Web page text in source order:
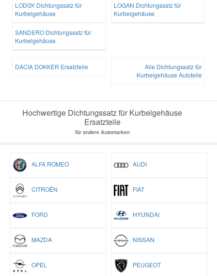
LODGY Dichtungssatz für
Kurbelgehäuse
LOGAN Dichtungssatz für
Kurbelgehäuse
SANDERO Dichtungssatz für
Kurbelgehäuse
DACIA DOKKER Ersatzteile
Alle Dichtungssatz für
Kurbelgehäuse Autoteile
Hochwertige Dichtungssatz für Kurbelgehäuse
Ersatzteile
für andere Automarken
ALFA ROMEO AUDI
CITROËN FIAT
FORD HYUNDAI
MAZDA NISSAN
OPEL PEUGEOT